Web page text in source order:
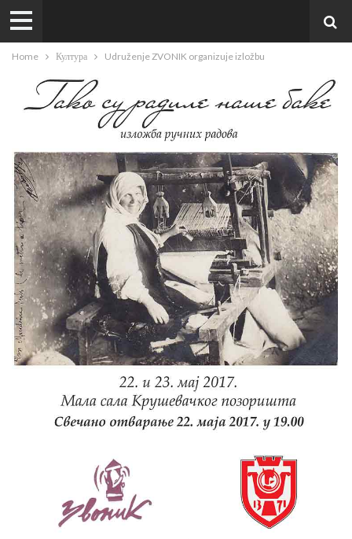
Home Култура Udruženje ZVONIK organizuje izložbu